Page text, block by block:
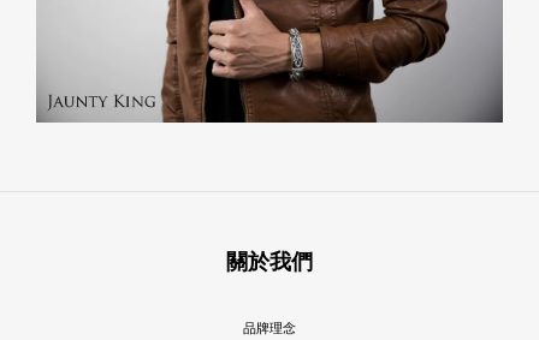
關於我們
品牌理念